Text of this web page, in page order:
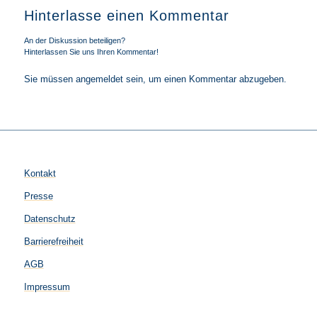
Hinterlasse einen Kommentar
An der Diskussion beteiligen?
Hinterlassen Sie uns Ihren Kommentar!
Sie müssen angemeldetsein, um einen Kommentar abzugeben.
Kontakt
Presse
Datenschutz
Barrierefreiheit
AGB
Impressum